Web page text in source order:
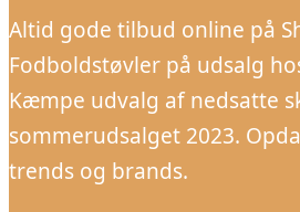
Altid gode tilbud online på
Fodboldstøvler på udsalg
Kæmpe udvalg af nedsatte
sommerudsalget 2023.
trends og brands.